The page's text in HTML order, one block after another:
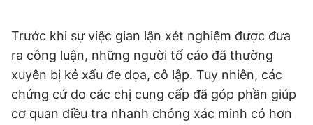
Thông tin tòa soạn Liên hệ quảng cáo
Trước khi sự việc gian lận xét nghiệm được đưa
ra công luận, những người tố cáo đã thường
xuyên bị kẻ xấu đe dọa, cô lập. Tuy nhiên, các
chứng cứ do các chị cung cấp đã góp phần giúp
cơ quan điều tra nhanh chóng xác minh có hơn